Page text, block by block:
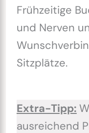
Frühzeitige
und Nerven
Sitzplätze.
Extra-Tipp:
ausreichend